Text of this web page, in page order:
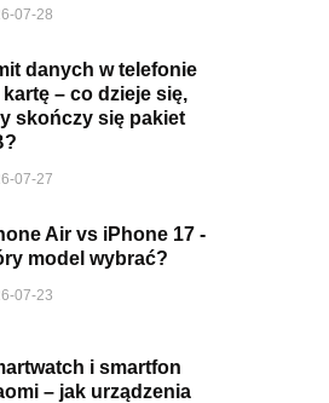
07-28
danych w telefonie
kartę – co dzieje się,
skończy się pakiet
07-27
Air vs iPhone 17 -
model wybrać?
07-23
i smartfon
– jak urządzenia